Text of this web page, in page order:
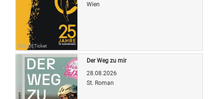
Bild: OETicket
Wien
Der Weg zu mir
28.08.2026
St. Roman